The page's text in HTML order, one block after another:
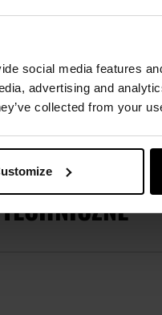
social media features
advertising and
collected from your
MTP Camoznajduje
wtapia się w
NATO.